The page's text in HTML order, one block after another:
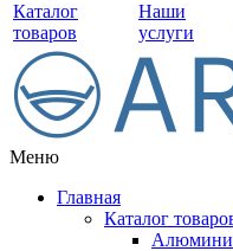
Каталог
товаров
Наши
услуги
Меню
Главная
Каталог